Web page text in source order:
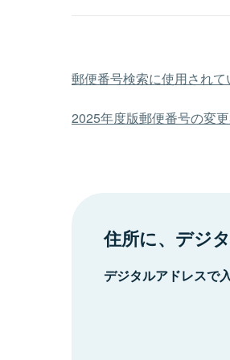
郵便番号検索に使用され
2025年度版郵便番号の変
住所に、デジ
デジタルアドレスで